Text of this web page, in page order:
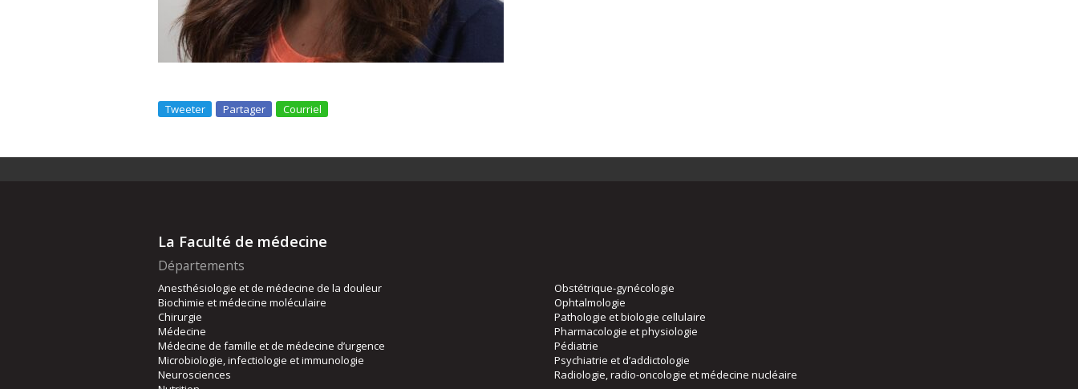
Tweeter Partager Courriel
La Faculté de médecine
Départements
Anesthésiologie et de médecine de la douleur
Biochimie et médecine moléculaire
Chirurgie
Médecine
Médecine de famille et de médecine d’urgence
Microbiologie, infectiologie et immunologie
Neurosciences
Obstétrique-gynécologie
Ophtalmologie
Pathologie et biologie cellulaire
Pharmacologie et physiologie
Pédiatrie
Psychiatrie et d’addictologie
Radiologie, radio-oncologie et médecine nucléaire